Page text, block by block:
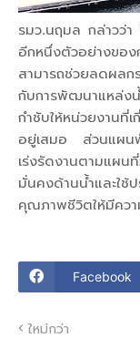
รมว.นฤมล กล่าวว่า
อีกหนึ่งตัวอย่างของ
สามารถช่วยลดผล
กับการพัฒนาแหล่ง
กำชับให้หน่วยงานที่
อยู่เสมอ ส่วนแผน
เร่งรัดงานตามแผ
มั่นคงด้านน้ำและใช้
คุณภาพชีวิตให้มีคว
Facebook
ใหม่กว่า